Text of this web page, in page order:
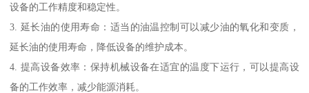
设备的工作精度和稳定性。
3. 延长油的使用寿命：适当的油温控制可以减少油的氧化和变质，
延长油的使用寿命，降低设备的维护成本。
4. 提高设备效率：保持机械设备在适宜的温度下运行，可以提高设
备的工作效率，减少能源消耗。